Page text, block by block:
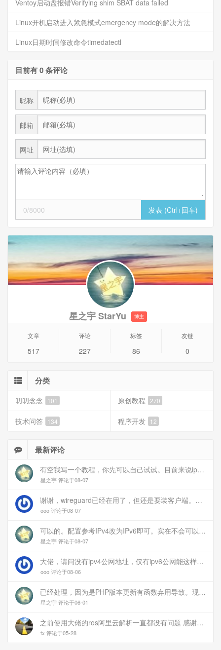
Ventoy启动盘报错Verifying shim SBAT data failed
Linux开机启动进入紧急模式emergency mode的解决方法
Linux日期时间修改命令timedatectl
目前有 0 条评论
昵称
邮箱
网址
0/8000
星之宇 StarYu 博主
文章
517
评论
227
标签
86
友链
0
分类
叨叨念念 101 原创教程 270
技术问答 134 程序开发 12
最新评论
有空我写一个教程，你先可以自己试试。目前来说ipv6应该没问题的。
星之宇 评论于08-07
谢谢，wireguard已经在用了，但还是要装客户端。您这个方案连客户端都免了
ooo 评论于08-07
可以的。配置参考IPv4改为IPv6即可。实在不会可以用wireguard，这个简单和稳定
星之宇 评论于08-07
大佬，请问没有ipv4公网地址，仅有ipv6公网能这样玩吗？
ooo 评论于08-06
已经处理，因为是PHP版本更新有函数弃用导致。现已经修复
星之宇 评论于06-01
之前使用大佬的ros阿里云解析一直都没有问题 感谢大佬 但上个月开始阿里云的解析返回日志总是出错 日志值为alidns update error,不知为什么 所以请教一下大佬
tx 评论于05-28